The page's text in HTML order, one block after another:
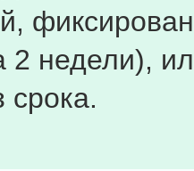
2 недели),
срока.